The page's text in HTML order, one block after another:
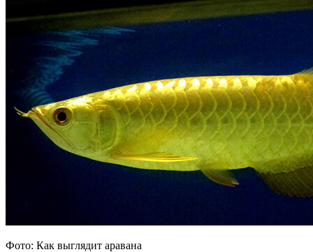
Фото: Как выглядит аравана